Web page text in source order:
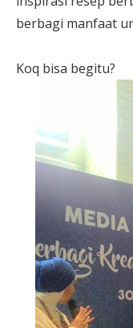
berbagi manfaat
Koq bisa begitu?